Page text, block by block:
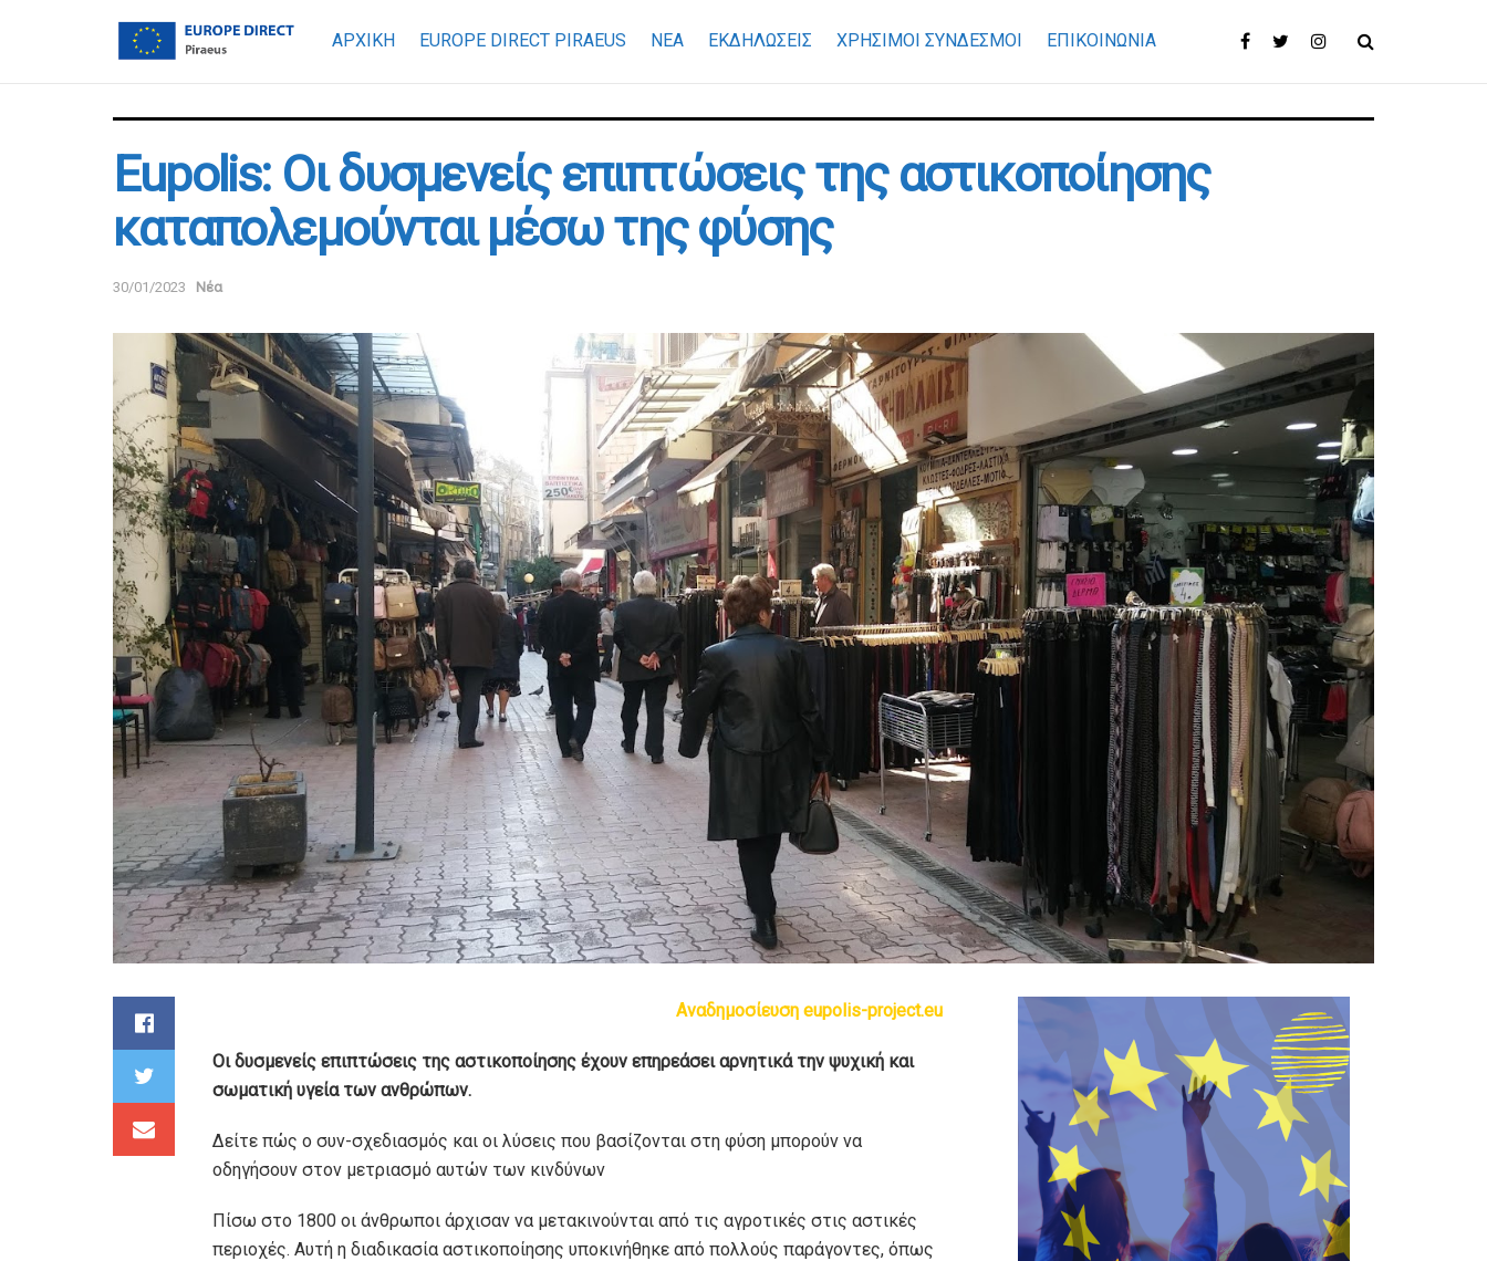
ΑΡΧΙΚΗ EUROPE DIRECT PIRAEUS ΝΕΑ ΕΚΔΗΛΩΣΕΙΣ ΧΡΉΣΙΜΟΙ ΣΎΝΔΕΣΜΟΙ ΕΠΙΚΟΙΝΩΝΊΑ
Εupolis: Οι δυσμενείς επιπτώσεις της αστικοποίησης
καταπολεμούνται μέσω της φύσης
30/01/2023 Νέα
Αναδημοσίευση eupolis-project.eu
Οι δυσμενείς επιπτώσεις της αστικοποίησης έχουν επηρεάσει αρνητικά την ψυχική και
σωματική υγεία των ανθρώπων.
Δείτε πώς ο συν-σχεδιασμός και οι λύσεις που βασίζονται στη φύση μπορούν να
οδηγήσουν στον μετριασμό αυτών των κινδύνων
Πίσω στο 1800 οι άνθρωποι άρχισαν να μετακινούνται από τις αγροτικές στις αστικές
περιοχές. Αυτή η διαδικασία αστικοποίησης υποκινήθηκε από πολλούς παράγοντες, όπως